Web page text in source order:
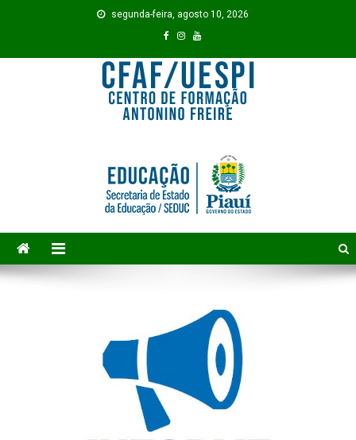
segunda-feira, agosto 10, 2026